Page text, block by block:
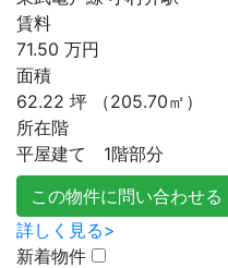
賃料
71.50 万円
面積
62.22 坪 （205.70㎡）
所在階
平屋建て 1階部分
この物件に問い合わせる
詳しく見る>
新着物件